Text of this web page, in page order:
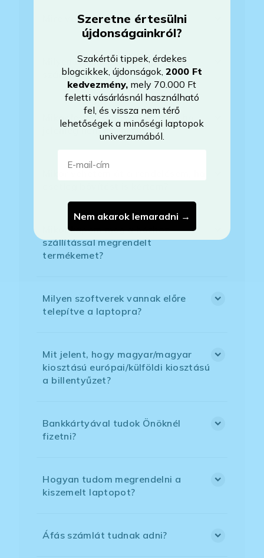
Mire vonatkozik a garancia?
Milyen akkumulátorállapotra
számíthatok?
Mikor lesz készleten a laptop, ha
jelenleg nem elérhető?
Mikor kapom meg a házhoz
szállítással megrendelt
termékemet?
Milyen szoftverek vannak előre
telepítve a laptopra?
Mit jelent, hogy magyar/magyar
kiosztású európai/külföldi kiosztású
a billentyűzet?
Bankkártyával tudok Önöknél
fizetni?
Hogyan tudom megrendelni a
kiszemelt laptopot?
Áfás számlát tudnak adni?
Szeretne értesülni
újdonságainkról?
Szakértői tippek, érdekes
blogcikkek, újdonságok,2000 Ft
kedvezmény, mely 70.000 Ft
feletti vásárlásnál használható
fel, és vissza nem térő
lehetőségek a minőségi laptopok
univerzumából.
Nem akarok lemaradni →